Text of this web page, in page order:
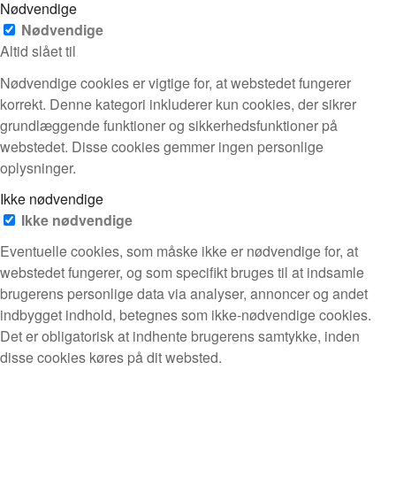
Nødvendige
Nødvendige
Altid slået til
Nødvendige cookies er vigtige for, at webstedet fungerer
korrekt. Denne kategori inkluderer kun cookies, der sikrer
grundlæggende funktioner og sikkerhedsfunktioner på
webstedet. Disse cookies gemmer ingen personlige
oplysninger.
Ikke nødvendige
Ikke nødvendige
Eventuelle cookies, som måske ikke er nødvendige for, at
webstedet fungerer, og som specifikt bruges til at indsamle
brugerens personlige data via analyser, annoncer og andet
indbygget indhold, betegnes som ikke-nødvendige cookies.
Det er obligatorisk at indhente brugerens samtykke, inden
disse cookies køres på dit websted.